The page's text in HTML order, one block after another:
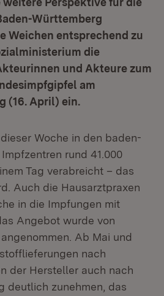
Württemberg
Weichen entsprechend zu
die
und Akteure zum
am
(16. April) ein.
Woche in den baden-
rund 41.000
Tag verabreicht – das
Auch die Hausarztpraxen
in die Impfungen mit
Angebot wurde von
Ab Mai und
nach
der Hersteller auch nach
deutlich zunehmen, das